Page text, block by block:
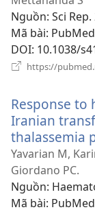
Nguồn‎: Sci
Mã bài‎:
DOI‎: 10.1038/
https://
Response
Iranian
thalassemia
Yavarian M,
Giordano PC.
Nguồn‎:
Mã bài‎: